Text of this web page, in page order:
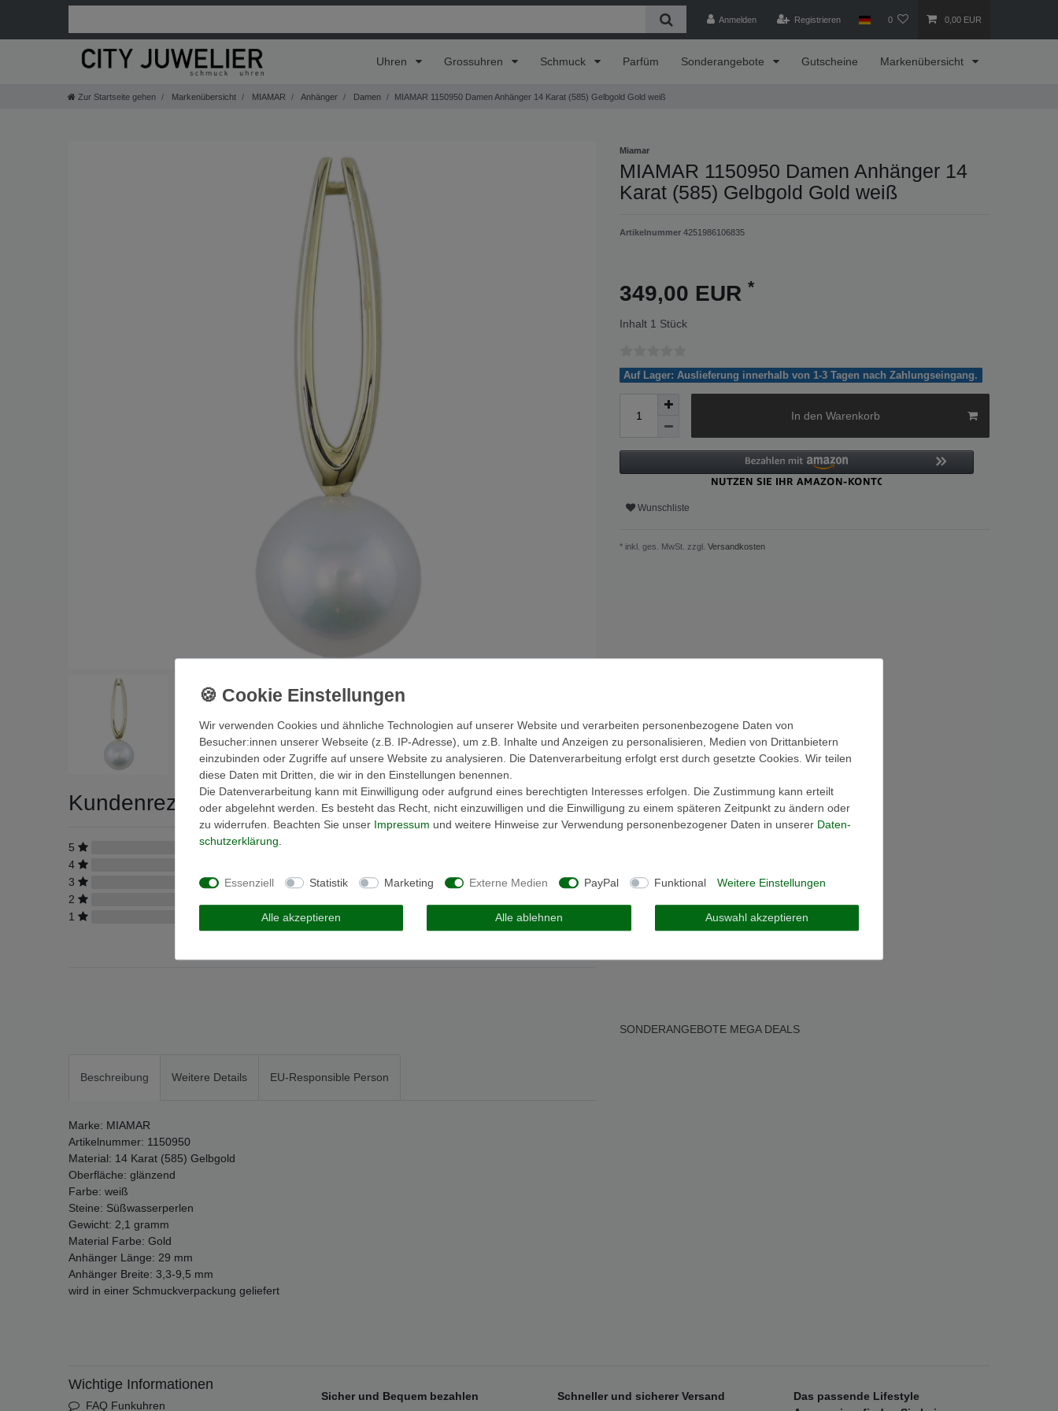
Anmelden Registrieren 0 0,00 EUR
Uhren Grossuhren Schmuck Parfüm Sonderangebote Gutscheine Markenübersicht
Zur Startseite gehen Markenübersicht MIAMAR Anhänger Damen MIAMAR 1150950 Damen Anhänger 14 Karat (585) Gelbgold Gold weiß
Kundenrezensionen(0)
5
0
4
3
0
2
1
Miamar
MIAMAR 1150950 Damen Anhänger 14
Karat (585) Gelbgold Gold weiß
Artikelnummer 4251986106835
349,00 EUR *
Inhalt 1 Stück
Auf Lager: Auslieferung innerhalb von 1-3 Tagen nach Zahlungseingang.
In den Warenkorb
Wunschliste
* inkl. ges. MwSt. zzgl. Versandkosten
Beschreibung Weitere Details EU-Responsible Person
Marke: MIAMAR
Artikelnummer: 1150950
Material: 14 Karat (585) Gelbgold
Oberfläche: glänzend
Farbe: weiß
Steine: Süßwasserperlen
Gewicht: 2,1 gramm
Material Farbe: Gold
Anhänger Länge: 29 mm
Anhänger Breite: 3,3-9,5 mm
wird in einer Schmuckverpackung geliefert
SONDERANGEBOTE MEGA DEALS
Wichtige Informationen
FAQ Funkuhren
Sicher und Bequem bezahlen Schneller und sicherer Versand
Das passende Lifestyle
Wir verwenden Cookies und ähnliche Technologien auf unserer Website und verarbeiten personenbezogene Daten von
Besucher:innen unserer Webseite (z.B. IP-Adresse), um z.B. Inhalte und Anzeigen zu personalisieren, Medien von Drittanbietern
einzubinden oder Zugriffe auf unsere Website zu analysieren. Die Datenverarbeitung erfolgt erst durch gesetzte Cookies. Wir teilen
diese Daten mit Dritten, die wir in den Einstellungen benennen.
Die Datenverarbeitung kann mit Einwilligung oder aufgrund eines berechtigten Interesses erfolgen. Die Zustimmung kann erteilt
oder abgelehnt werden. Es besteht das Recht, nicht einzuwilligen und die Einwilligung zu einem späteren Zeitpunkt zu ändern oder
zu widerrufen. Beachten Sie unser Impressum und weitere Hinweise zur Verwendung personenbezogener Daten in unserer Daten­
schutz­erklärung.
Essenziell Statistik Marketing Externe Medien PayPal Funktional Weitere Einstellungen
Alle akzeptieren Alle ablehnen Auswahl akzeptieren